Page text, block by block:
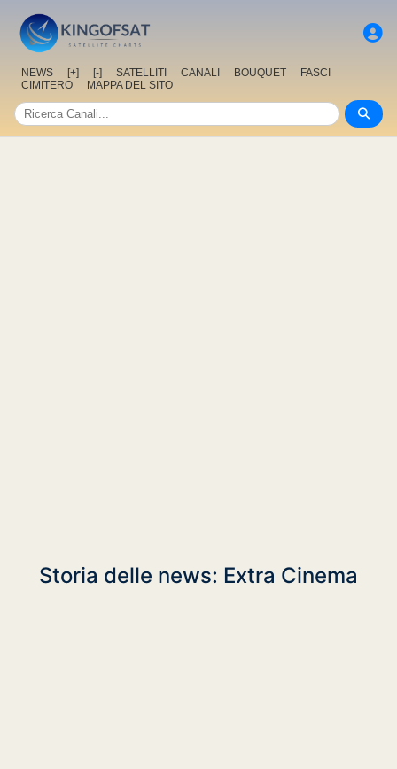
NEWS [+] [-] SATELLITI CANALI BOUQUET
FASCI
CIMITERO
MAPPA DEL SITO
Storia delle news: Extra Cinema